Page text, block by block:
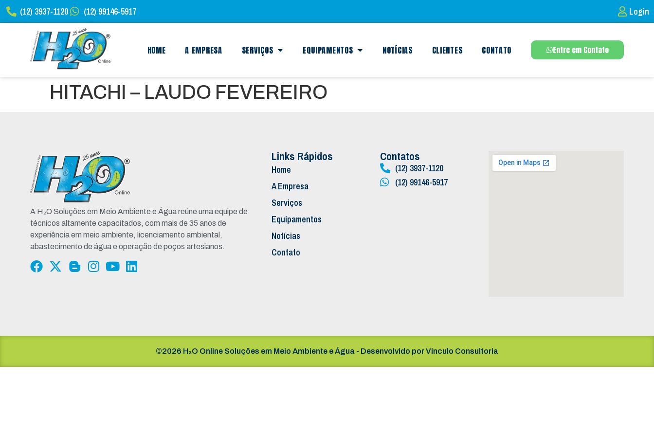
(12) 3937-1120 (12) 99146-5917 Login
HOME A EMPRESA SERVIÇOS EQUIPAMENTOS NOTÍCIAS CLIENTES CONTATO Entre em Contato
HITACHI – LAUDO FEVEREIRO
A H₂O Soluções em Meio Ambiente e Água reúne uma equipe de
técnicos altamente capacitados, com mais de 35 anos de
experiência em meio ambiente, licenciamento ambiental,
abastecimento de água e operação de poços artesianos.
Links Rápidos
Home
A Empresa
Serviços
Equipamentos
Notícias
Contato
Contatos
(12) 3937-1120
(12) 99146-5917
©2026 H₂O Online Soluções em Meio Ambiente e Água - Desenvolvido porVínculo Consultoria